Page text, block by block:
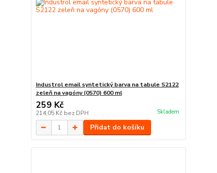
Industrol email syntetický barva na tabule S2122
zeleň na vagóny (0570) 600 ml
259 Kč
214,05 Kč bez DPH Skladem
Přidat do košíku